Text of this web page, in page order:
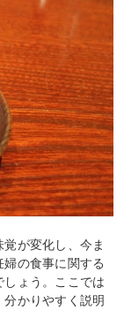
が変化し、今ま
の食事に関する
ょう。ここでは
かりやすく説明